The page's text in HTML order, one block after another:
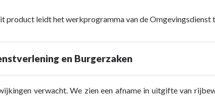
product leidt het werkprogramma van de Omgevingsdienst
en Burgerzaken
verwacht. We zien een afname in uitgifte van